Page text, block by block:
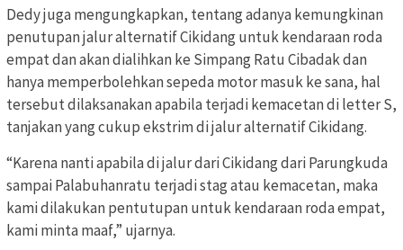
Dedy juga mengungkapkan, tentang adanya kemungkinan
penutupan jalur alternatif Cikidang untuk kendaraan roda
empat dan akan dialihkan ke Simpang Ratu Cibadak dan
hanya memperbolehkan sepeda motor masuk ke sana, hal
tersebut dilaksanakan apabila terjadi kemacetan di letter S,
tanjakan yang cukup ekstrim di jalur alternatif Cikidang.
“Karena nanti apabila di jalur dari Cikidang dari Parungkuda
sampai Palabuhanratu terjadi stag atau kemacetan, maka
kami dilakukan pentutupan untuk kendaraan roda empat,
kami minta maaf,” ujarnya.